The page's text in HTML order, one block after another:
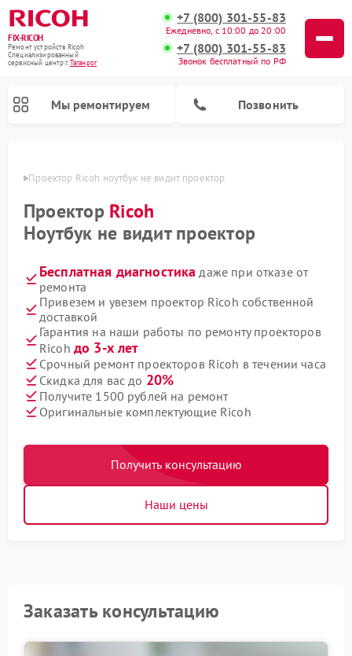
FIX-RICOH
Ремонт устройств Ricoh
Специализированный
cервисный центр г.Таганрог
+7 (800) 301-55-83
Ежедневно, с 10:00 до 20:00
+7 (800) 301-55-83
Звонок бесплатный по РФ
Мы ремонтируем Позвонить
Проектор Ricoh ноутбук не видит проектор
Проектор Ricoh
Ноутбук не видит проектор
Бесплатная диагностика даже при отказе от
ремонта
Привезем и увезем проектор Ricoh собственной
доставкой
Гарантия на наши работы по ремонту проекторов
Ricoh до 3-х лет
Срочный ремонт проекторов Ricoh в течении часа
Скидка для вас до 20%
Получите 1500 рублей на ремонт
Оригинальные комплектующие Ricoh
Получить консультацию
Наши цены
Заказать консультацию